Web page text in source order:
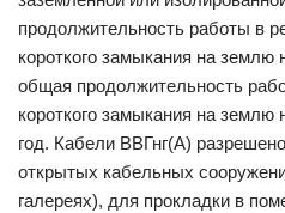
продолжительность работы в
короткого замыкания на
общая продолжительность
короткого замыкания на
год. Кабели ВВГнг(А)
открытых кабельных
галереях), для прокладки в